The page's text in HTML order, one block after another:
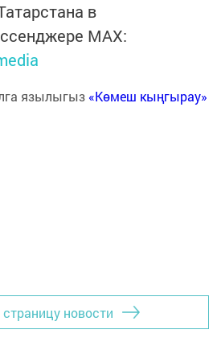
в
MАХ:
язылыгыз «Көмеш кыңгырау»
новости